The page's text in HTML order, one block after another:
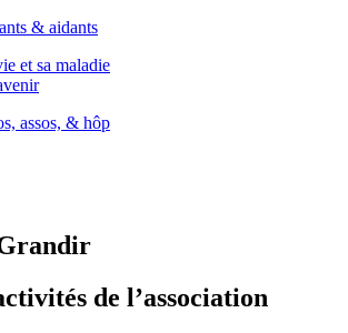
& aidants
et sa maladie
assos, & hôp
de l’association